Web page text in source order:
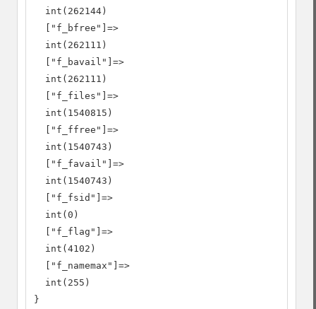
  int(262144)
  ["f_bfree"]=>
  int(262111)
  ["f_bavail"]=>
  int(262111)
  ["f_files"]=>
  int(1540815)
  ["f_ffree"]=>
  int(1540743)
  ["f_favail"]=>
  int(1540743)
  ["f_fsid"]=>
  int(0)
  ["f_flag"]=>
  int(4102)
  ["f_namemax"]=>
  int(255)
}